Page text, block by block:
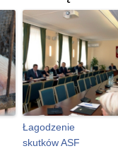
Łagodzenie
skutków ASF